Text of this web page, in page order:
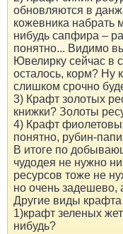
обновляются в
кожевника набрать
нибудь сапфира –
понятно... Видимо
Ювелирку сейчас в
осталось, корм? Ну
слишком срочно
3) Крафт золотых
книжки? Золоты
4) Крафт
понятно, рубин-
В итоге по
чудодея не нужно
ресурсов тоже не
но очень задешево,
Другие виды
1)крафт зеленых
нибудь?